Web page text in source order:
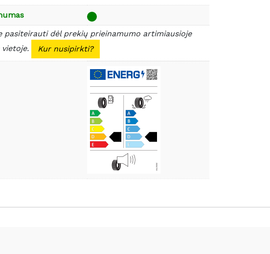
pasiteirauti dėl prekių prieinamumo artimiausioje
Kur nusipirkti?